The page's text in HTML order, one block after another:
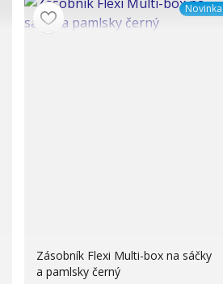
Novinka
Zásobník Flexi Multi-box na sáčky
a pamlsky černý